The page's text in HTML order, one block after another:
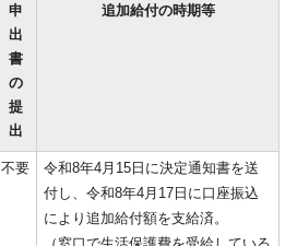
申
出
書
の
提
出
追加給付の時期等
不要
令和8年4月15日に決定通知書を送
付し、令和8年4月17日に口座振込
により追加給付額を支給済。